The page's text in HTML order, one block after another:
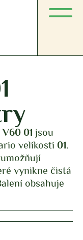
01 jsou
velikosti 01.
vynikne čistá
obsahuje